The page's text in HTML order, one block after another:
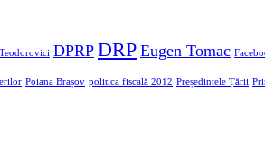
DPRP DRP Eugen Tomac
Poiana Brașov politica fiscală 2012 Președintele Țării